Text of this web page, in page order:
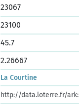
23067
23100
45.7
2.26667
La Courtine
http://data.loterre.fr/ark:/